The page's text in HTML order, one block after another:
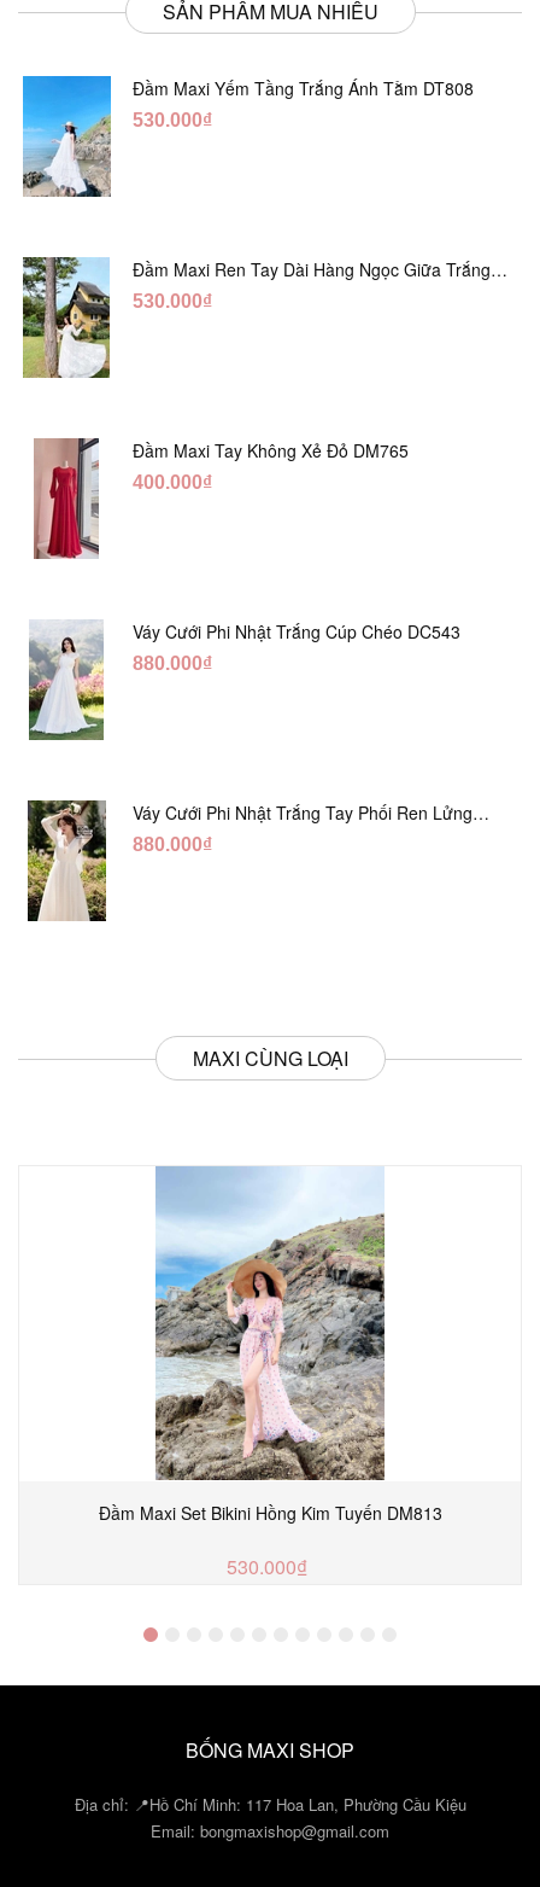
SẢN PHẨM MUA NHIỀU
Đầm Maxi Yếm Tầng Trắng Ánh Tằm DT808
530.000₫
Đầm Maxi Ren Tay Dài Hàng Ngọc Giữa Trắng
DT730
530.000₫
Đầm Maxi Tay Không Xẻ Đỏ DM765
400.000₫
Váy Cưới Phi Nhật Trắng Cúp Chéo DC543
880.000₫
Váy Cưới Phi Nhật Trắng Tay Phối Ren Lửng
DC554
880.000₫
MAXI CÙNG LOẠI
Đầm Maxi Set Bikini Hồng Kim Tuyến DM813
530.000₫
BỐNG MAXI SHOP
Địa chỉ: 📍Hồ Chí Minh: 117 Hoa Lan, Phường Cầu Kiệu
Email: bongmaxishop@gmail.com